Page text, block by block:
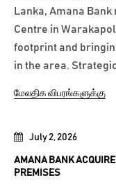
July 2, 2026
AMANA BANK
PREMISES
Lanka, Amana
Centre in
footprint and
in the area.
மேலதிக விபரங்களுக்கு